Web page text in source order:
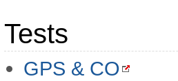
Tests
GPS & CO